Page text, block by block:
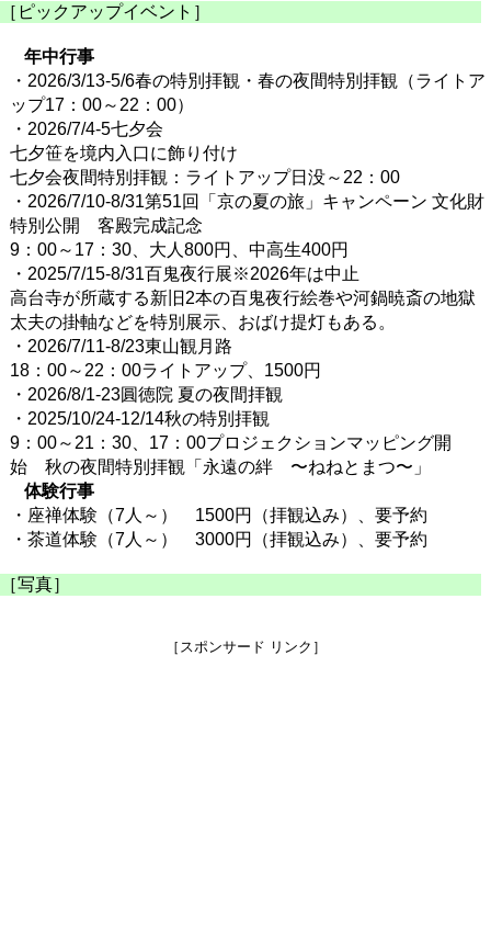
［ピックアップイベント］
年中行事
・2026/3/13-5/6春の特別拝観・春の夜間特別拝観（ライトア
ップ17：00～22：00）
・2026/7/4-5七夕会
七夕笹を境内入口に飾り付け
七夕会夜間特別拝観：ライトアップ日没～22：00
・2026/7/10-8/31第51回「京の夏の旅」キャンペーン 文化財
特別公開 客殿完成記念
9：00～17：30、大人800円、中高生400円
・2025/7/15-8/31百鬼夜行展※2026年は中止
高台寺が所蔵する新旧2本の百鬼夜行絵巻や河鍋暁斎の地獄
太夫の掛軸などを特別展示、おばけ提灯もある。
・2026/7/11-8/23東山観月路
18：00～22：00ライトアップ、1500円
・2026/8/1-23圓徳院 夏の夜間拝観
・2025/10/24-12/14秋の特別拝観
9：00～21：30、17：00プロジェクションマッピング開
始 秋の夜間特別拝観「永遠の絆 〜ねねとまつ〜」
体験行事
・座禅体験（7人～） 1500円（拝観込み）、要予約
・茶道体験（7人～） 3000円（拝観込み）、要予約
［写真］
［スポンサード リンク］